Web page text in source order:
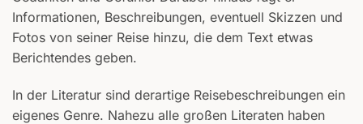
Informationen, Beschreibungen, eventuell Skizzen und
Fotos von seiner Reise hinzu, die dem Text etwas
Berichtendes geben.
In der Literatur sind derartige Reisebeschreibungen ein
eigenes Genre. Nahezu alle großen Literaten haben